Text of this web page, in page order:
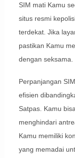
SIM mati Kamu
situs resmi
terdekat. Jika
pastikan Kamu
dengan seksama.
Perpanjangan
efisien
Satpas. Kamu
menghindari
Kamu memiliki
yang memadai